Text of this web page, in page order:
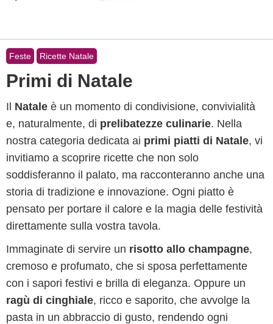
Feste Ricette Natale
Primi di Natale
Il Natale è un momento di condivisione, convivialità
e, naturalmente, di prelibatezze culinarie. Nella
nostra categoria dedicata ai primi piatti di Natale, vi
invitiamo a scoprire ricette che non solo
soddisferanno il palato, ma racconteranno anche una
storia di tradizione e innovazione. Ogni piatto è
pensato per portare il calore e la magia delle festività
direttamente sulla vostra tavola.
Immaginate di servire un risotto allo champagne,
cremoso e profumato, che si sposa perfettamente
con i sapori festivi e brilla di eleganza. Oppure un
ragù di cinghiale, ricco e saporito, che avvolge la
pasta in un abbraccio di gusto, rendendo ogni